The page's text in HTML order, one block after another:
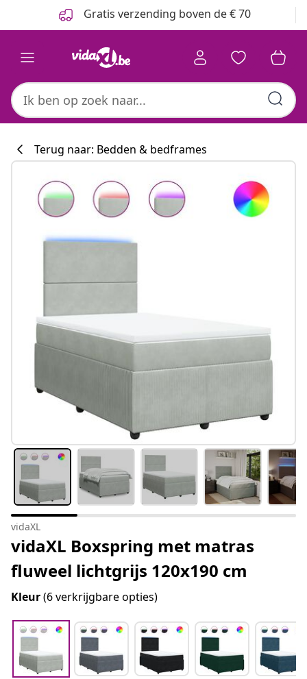
Gratis verzending boven de € 70
Terug naar: Bedden & bedframes
vidaXL
vidaXL Boxspring met matras
fluweel lichtgrijs 120x190 cm
Kleur(6 verkrijgbare opties)